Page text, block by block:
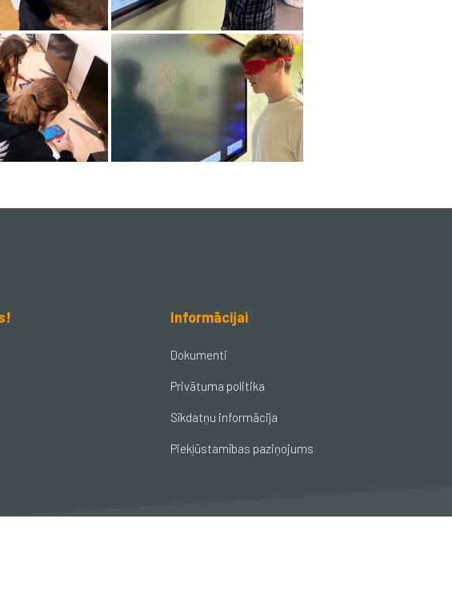
Informācijai
Dokumenti
Privātuma politika
Sīkdatņu informācija
Piekļūstamības paziņojums